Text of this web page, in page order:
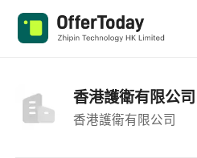
香港護衛有限公司
香港護衛有限公司